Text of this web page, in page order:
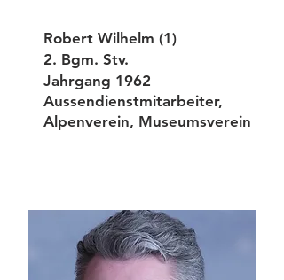
Robert Wilhelm (1)
2. Bgm. Stv.
Jahrgang 1962
Aussendienstmitarbeiter,
Alpenverein, Museumsverein